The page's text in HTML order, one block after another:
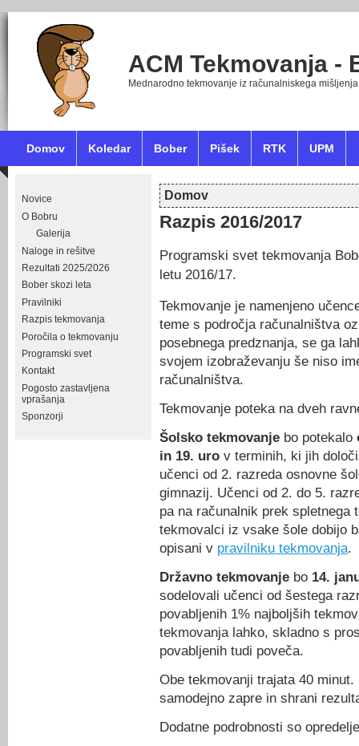
ACM Tekmovanja -
Mednarodno tekmovanje iz računalniskega mišljenja
Domov Koledar Bober Pišek RTK UPM
Novice
O Bobru
Galerija
Naloge in rešitve
Rezultati 2025/2026
Bober skozi leta
Pravilniki
Razpis tekmovanja
Poročila o tekmovanju
Programski svet
Kontakt
Pogosto zastavljena
vprašanja
Sponzorji
Nahajate se tukaj
Domov
Razpis 2016/2017
Programski svet tekmovanja
letu 2016/17.
Tekmovanje je namenjeno
teme s področja računalništva
posebnega predznanja, se ga
svojem izobraževanju še niso
računalništva.
Tekmovanje poteka na dveh
Šolsko tekmovanje bo potekalo
in 19. uro v terminih, ki jih
učenci od 2. razreda osnovne
gimnazij. Učenci od 2. do 5.
pa na računalnik prek spletnega
tekmovalci iz vsake šole dobijo
opisani v pravilniku tekmovanja.
Državno tekmovanje bo 14.
sodelovali učenci od šestega
povabljenih 1% najboljših
tekmovanja lahko, skladno s
povabljenih tudi poveča.
Obe tekmovanji trajata 40
samodejno zapre in shrani
Dodatne podrobnosti so